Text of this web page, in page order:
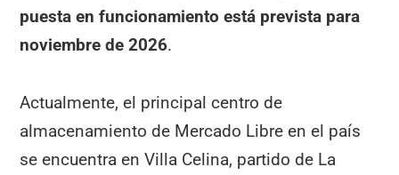
puesta en funcionamiento está prevista para
noviembre de 2026.
Actualmente, el principal centro de
almacenamiento de Mercado Libre en el país
se encuentra en Villa Celina, partido de La